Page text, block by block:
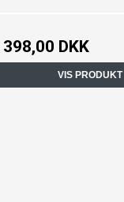
398,00 DKK
VIS PRODUKT